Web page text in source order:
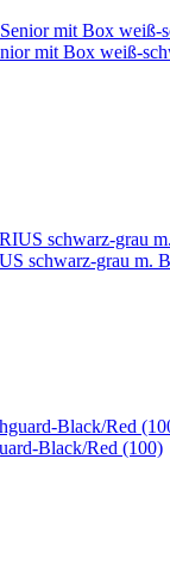
mit Box weiß-
schwarz-grau m.
Black/Red (100)